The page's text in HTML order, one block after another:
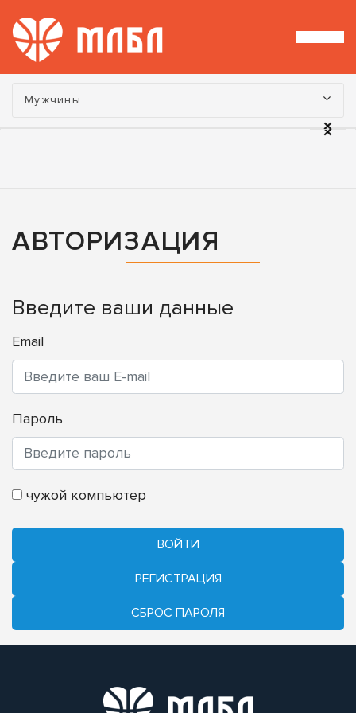
Турнир:
Мужчины
АВТОРИЗАЦИЯ
Введите ваши данные
Email
Пароль
чужой компьютер
ВОЙТИ
РЕГИСТРАЦИЯ
CБРОС ПАРОЛЯ